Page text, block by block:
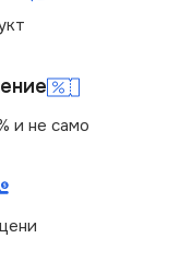
и не само